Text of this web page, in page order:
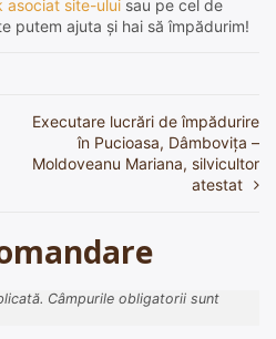
asociat site-ului sau pe cel de
putem ajuta și hai să împădurim!
Executare lucrări de împădurire
în Pucioasa, Dâmbovița –
Moldoveanu Mariana, silvicultor
atestat
Câmpurile obligatorii sunt